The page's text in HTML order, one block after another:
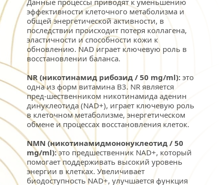
Данные процессы приводят к уменьшению
эффективности клеточного метаболизма и
общей энергетической активности, в
последствии происходит потеря коллагена,
эластичности и способности кожи к
обновлению. NAD играет ключевую роль в
восстановлении баланса.
NR (никотинамид рибозид / 50 mg/ml): это
одна из форм витамина B3. NR является
пред-шественником никотинамида аденин
динуклеотида (NAD+), играет ключевую роль
в клеточном метаболизме, энергетическом
обмене и процессах восстановления клеток.
NMN (никотинамидмононуклеотид / 50
mg/ml): это предшественник NAD+, который
помогает поддерживать высокий уровень
энергии в клетках. Увеличивает
биодоступность NAD+, улучшается функция